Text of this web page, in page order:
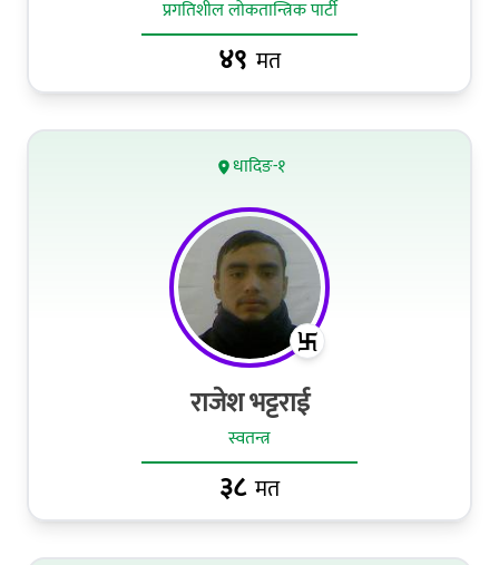
प्रगतिशील लोकतान्त्रिक पार्टी
४९ मत
धादिङ-१
राजेश भट्टराई
स्वतन्त्र
३८ मत